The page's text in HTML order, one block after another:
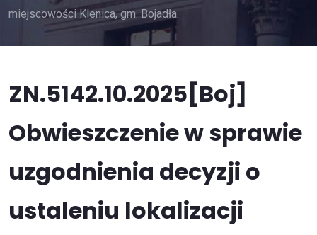
miejscowości Klenica, gm. Bojadła.
ZN.5142.10.2025[Boj]
Obwieszczenie w sprawie
uzgodnienia decyzji o
ustaleniu lokalizacji